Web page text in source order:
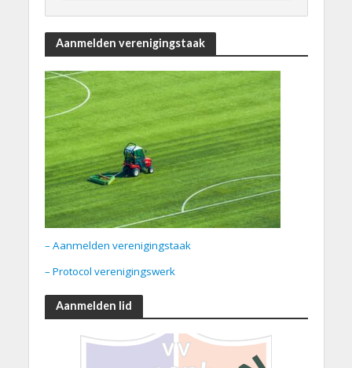
Aanmelden verenigingstaak
– Aanmelden verenigingstaak
– Protocol verenigingswerk
Aanmelden lid